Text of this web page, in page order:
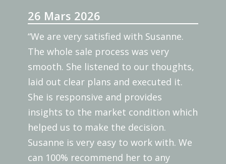
26 Mars 2026
“We are very satisfied with Susanne.
The whole sale process was very
smooth. She listened to our thoughts,
laid out clear plans and executed it.
She is responsive and provides
insights to the market condition which
helped us to make the decision.
Susanne is very easy to work with. We
can 100% recommend her to any